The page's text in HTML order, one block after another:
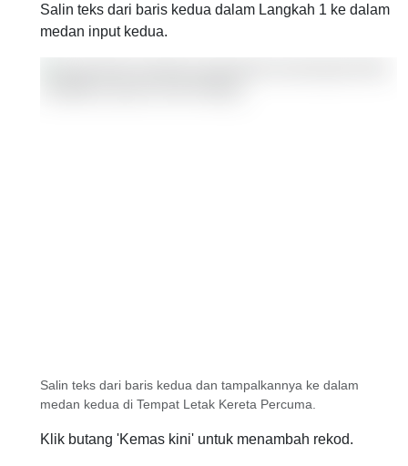
Salin teks dari baris kedua dalam Langkah 1 ke dalam
medan input kedua.
Salin teks dari baris kedua dan tampalkannya ke dalam
medan kedua di Tempat Letak Kereta Percuma.
Klik butang 'Kemas kini' untuk menambah rekod.